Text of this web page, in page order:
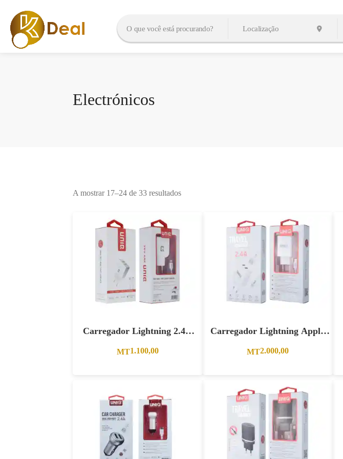
Electrónicos
A mostrar 17–24 de 33 resultados
Carregador Lightning 2.4A
MT1.100,00
Carregador Lightning Apple
MT2.000,00